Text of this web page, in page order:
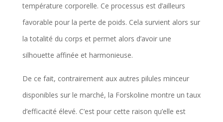
température corporelle. Ce processus est d’ailleurs
favorable pour la perte de poids. Cela survient alors sur
la totalité du corps et permet alors d’avoir une
silhouette affinée et harmonieuse.
De ce fait, contrairement aux autres pilules minceur
disponibles sur le marché, la Forskoline montre un taux
d’efficacité élevé. C’est pour cette raison qu’elle est